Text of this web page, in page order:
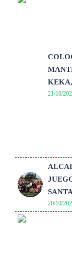
21/10/
20/10/